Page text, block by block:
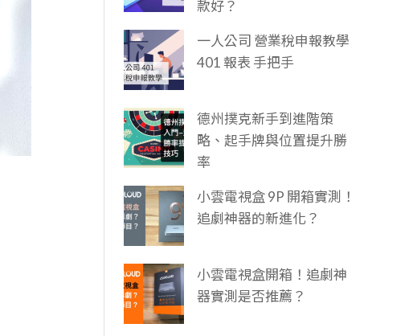
款好？
一人公司 營業稅申報教學
401 報表 手把手
德州撲克新手到進階策
略、起手牌與位置提升勝
率
小雲電視盒 9P 開箱實測！
追劇神器的新進化？
小雲電視盒開箱！追劇神
器實測是否推薦？